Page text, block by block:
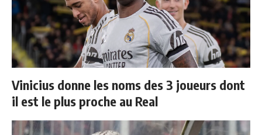
Vinicius donne les noms des 3 joueurs dont
il est le plus proche au Real